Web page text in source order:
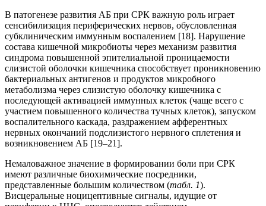
В патогенезе развития АБ при СРК важную роль играет
сенсибилизация периферических нервов, обусловленная
субклиническим иммунным воспалением [18]. Нарушение
состава кишечной микробиоты через механизм развития
синдрома повышенной эпителиальной проницаемости
слизистой оболочки кишечника способствует проникновению
бактериальных антигенов и продуктов микробного
метаболизма через слизистую оболочку кишечника с
последующей активацией иммунных клеток (чаще всего с
участием повышенного количества тучных клеток), запуском
воспалительного каскада, раздражением афферентных
нервных окончаний подслизистого нервного сплетения и
возникновением АБ [19–21].
Немаловажное значение в формировании боли при СРК
имеют различные биохимические посредники,
представленные большим количеством (табл. 1).
Висцеральные ноцицептивные сигналы, идущие от